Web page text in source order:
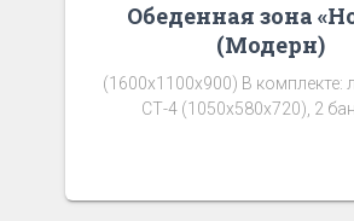
Обеденная зона
(Модерн)
(1600х1100х900) В комплекте:
СТ-4 (1050х580х720), 2